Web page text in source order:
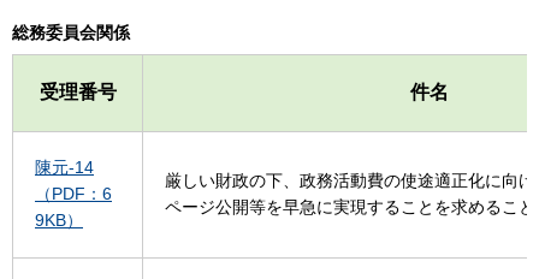
総務委員会関係
受理番号 件名
陳元-14
（PDF：6
9KB）
厳しい財政の下、政務活動費の使途適正化に向
ページ公開等を早急に実現することを求めるこ